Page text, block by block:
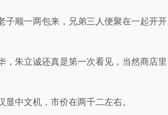
子顺一两包来，兄弟三人便聚在一起开开
朱立诚还真是第一次看见，当然商店里
中文机，市价在两千二左右。